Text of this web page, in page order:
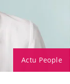
Actu People